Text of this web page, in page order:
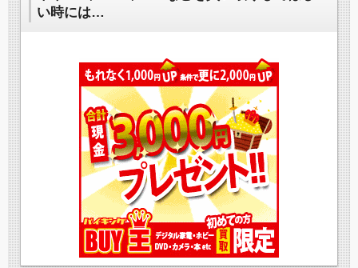
い時には…